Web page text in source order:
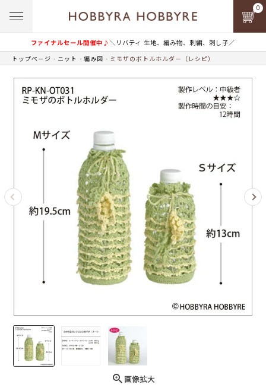
ファイナルセール開催中♪＼リバティ 生地、編み物、刺繍、刺し子／
0
トップページ ニット 編み図 ミモザのボトルホルダー（レシピ）
画像拡大